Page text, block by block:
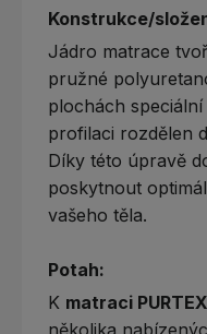
Konstrukce/
Jádro matrace
pružné
plochách
profilaci rozdělen
Díky této úpravě
poskytnout
vašeho těla.
Potah:
K matraci
několika